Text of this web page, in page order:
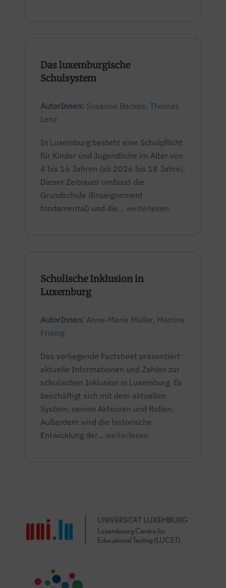
Das luxemburgische
Schulsystem
AutorInnen: Susanne Backes,Thomas
Lenz
In Luxemburg besteht eine Schulpflicht
für Kinder und Jugendliche im Alter von
4 bis 16 Jahren (ab 2026 bis 18 Jahre).
Dieser Zeitraum umfasst die
Grundschule (Enseignement
fondamental) und die... weiterlesen
Schulische Inklusion in
Luxemburg
AutorInnen: Anne-Marie Muller, Martine
Frising
Das vorliegende Factsheet präsentiert
aktuelle Informationen und Zahlen zur
schulischen Inklusion in Luxemburg. Es
beschäftigt sich mit dem aktuellen
System, seinen Akteuren und Rollen.
Außerdem wird die historische
Entwicklung der... weiterlesen